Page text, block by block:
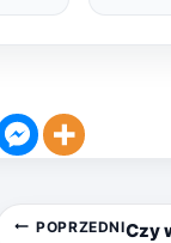
POPRZEDNICzy